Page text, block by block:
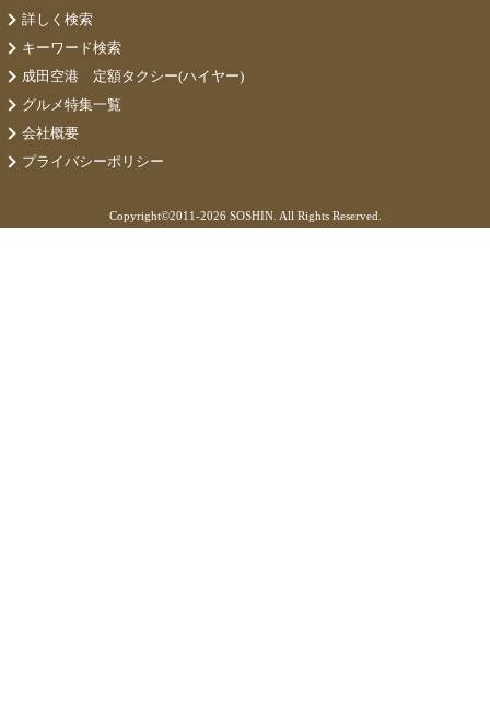
詳しく検索
キーワード検索
成田空港 定額タクシー(ハイヤー)
グルメ特集一覧
会社概要
プライバシーポリシー
Copyright©2011-2026 SOSHIN. All Rights Reserved.